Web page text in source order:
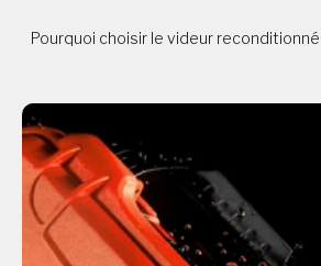
Pourquoi choisir le videur reconditionné